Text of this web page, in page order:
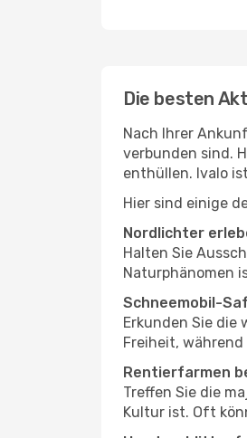
Die besten
Nach Ihrer
verbunden sind.
enthüllen. Ivalo
Hier sind einige
Nordlichter
Halten Sie
Naturphänomen
Schneemobil-
Erkunden Sie
Freiheit,
Rentierfarmen
Treffen Sie die
Kultur ist. Oft